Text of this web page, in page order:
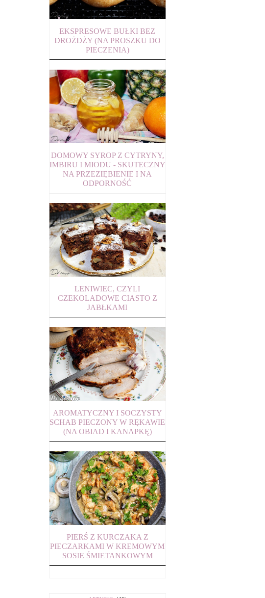
EKSPRESOWE BUŁKI BEZ
DROŻDŻY (NA PROSZKU DO
PIECZENIA)
DOMOWY SYROP Z CYTRYNY,
IMBIRU I MIODU - SKUTECZNY
NA PRZEZIĘBIENIE I NA
ODPORNOŚĆ
LENIWIEC, CZYLI
CZEKOLADOWE CIASTO Z
JABŁKAMI
AROMATYCZNY I SOCZYSTY
SCHAB PIECZONY W RĘKAWIE
(NA OBIAD I KANAPKĘ)
PIERŚ Z KURCZAKA Z
PIECZARKAMI W KREMOWYM
SOSIE ŚMIETANKOWYM